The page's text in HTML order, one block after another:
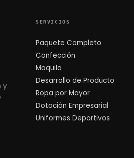
y
SERVICIOS
Paquete Completo
Confección
Maquila
Desarrollo de Producto
Ropa por Mayor
Dotación Empresarial
Uniformes Deportivos